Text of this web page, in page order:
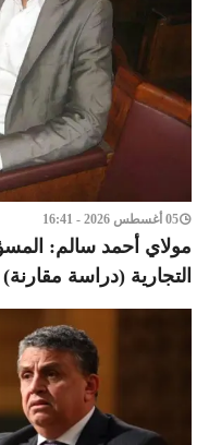
05 أغسطس 2026 - 16:41
مولاي أحمد سالم:
التجارية (دراسة مقارنة)